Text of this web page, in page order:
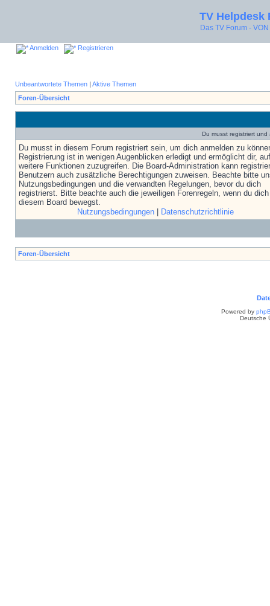
TV Helpdesk
Das TV Forum -
Anmelden Registrieren
Unbeantwortete Themen | Aktive Themen
Foren-Übersicht
Du musst registriert
Du musst in diesem Forum registriert sein, um dich anmelden zu
Registrierung ist in wenigen Augenblicken erledigt und ermöglicht dir, auf
weitere Funktionen zuzugreifen. Die Board-Administration kann
Benutzern auch zusätzliche Berechtigungen zuweisen. Beachte bitte
Nutzungsbedingungen und die verwandten Regelungen, bevor du dich
registrierst. Bitte beachte auch die jeweiligen Forenregeln, wenn du
diesem Board bewegst.
Nutzungsbedingungen| Datenschutzrichtlinie
Foren-Übersicht
Powered by
Deutsche